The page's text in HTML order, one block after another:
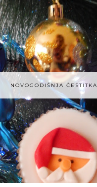
NOVOGODIŠNJA ČESTITKA